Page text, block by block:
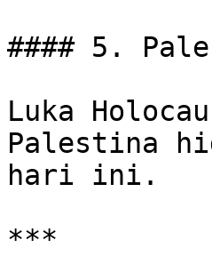
#### 5.
Luka
Palestina
hari ini.
***